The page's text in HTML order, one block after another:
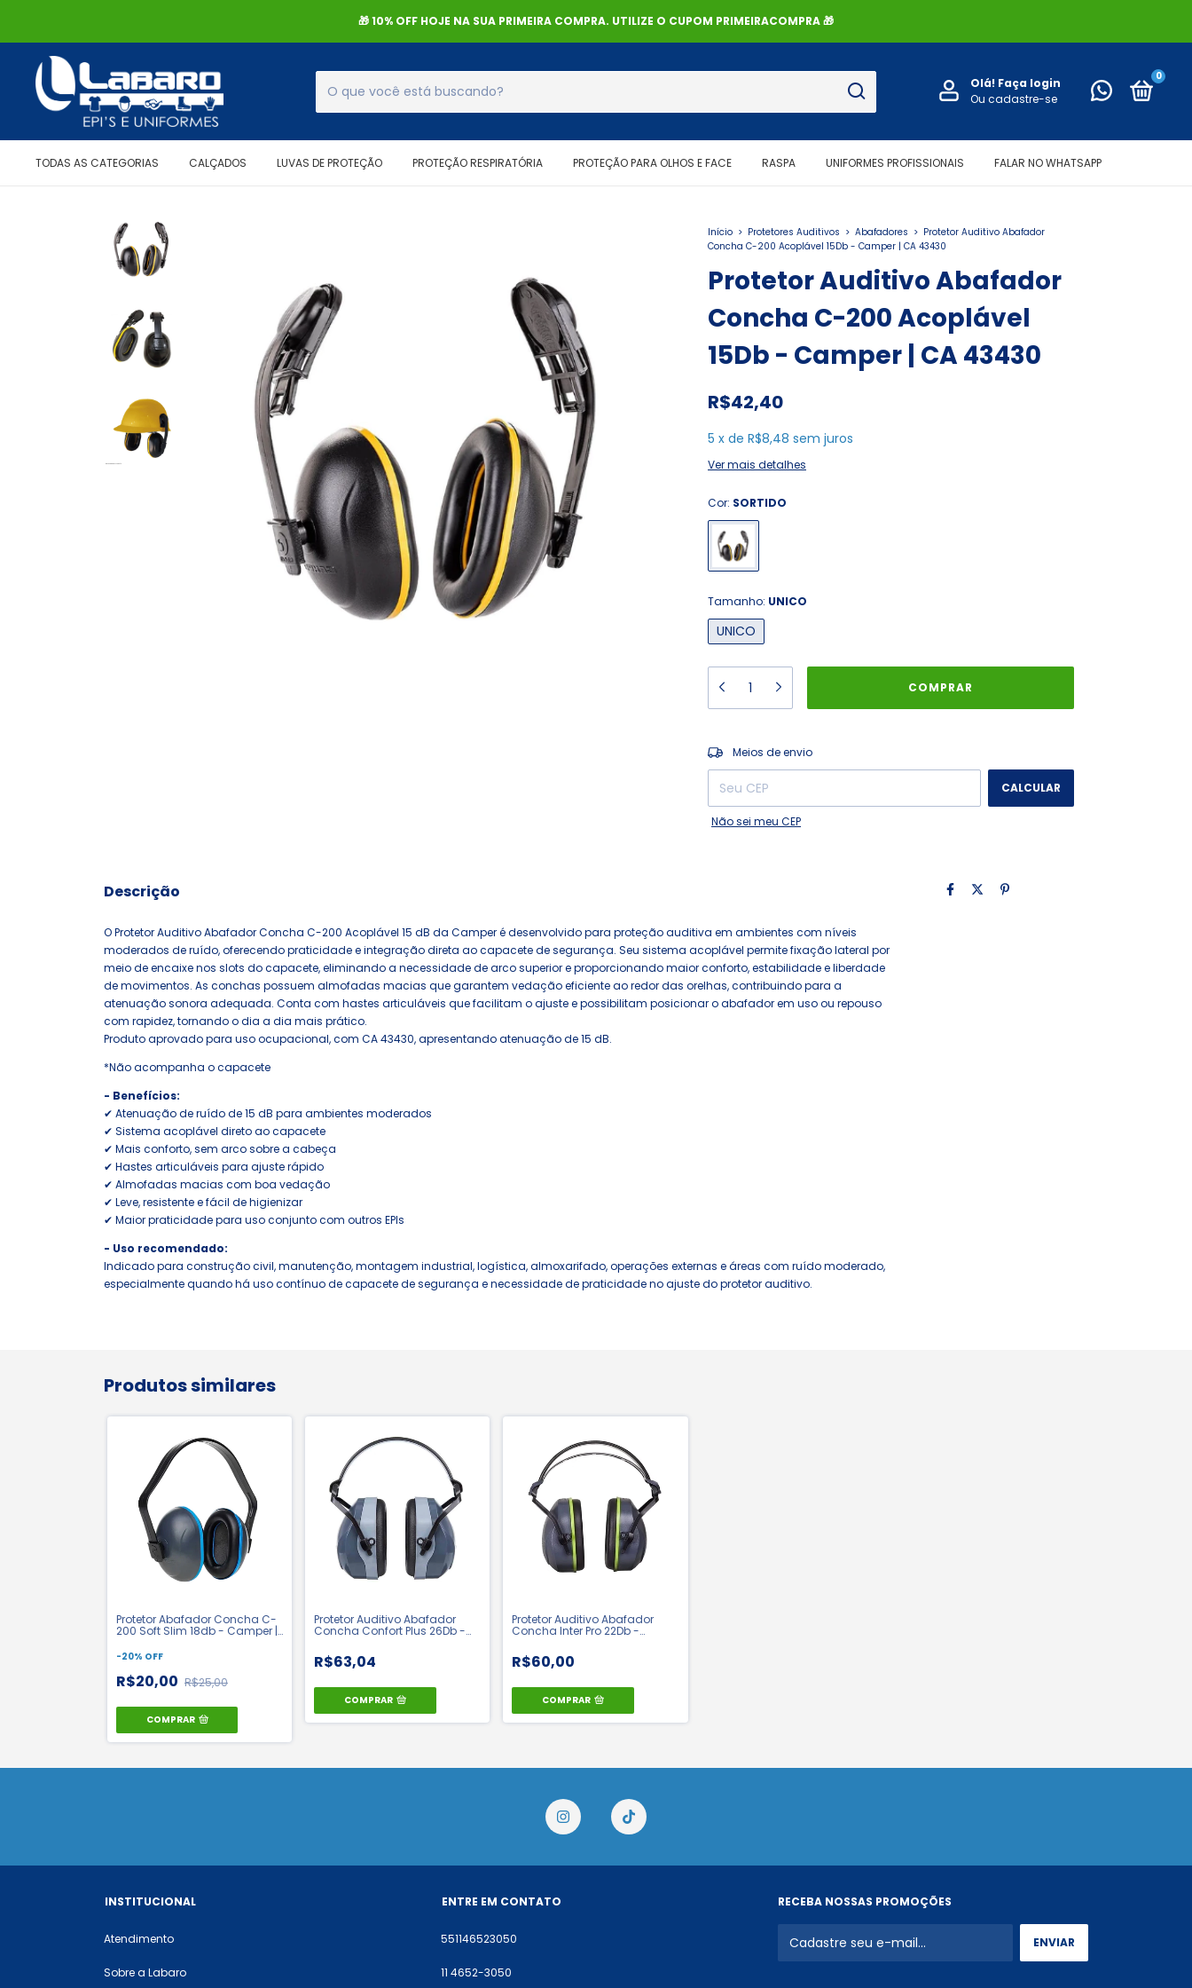
🎁 10% OFF HOJE NA SUA PRIMEIRA COMPRA. UTILIZE O CUPOM PRIMEIRACOMPRA 🎁
Olá! Faça login
Ou cadastre-se
0
TODAS AS CATEGORIAS CALÇADOS LUVAS DE PROTEÇÃO PROTEÇÃO RESPIRATÓRIA PROTEÇÃO PARA OLHOS E FACE RASPA UNIFORMES PROFISSIONAIS FALAR NO WHATSAPP
Início > Protetores Auditivos > Abafadores > Protetor Auditivo Abafador
Concha C-200 Acoplável 15Db - Camper | CA 43430
Protetor Auditivo Abafador
Concha C-200 Acoplável
15Db - Camper | CA 43430
R$42,40
5 x de R$8,48 sem juros
Ver mais detalhes
Cor: SORTIDO
Tamanho: UNICO
UNICO
Entregas para o CEP:
Meios de envio
CALCULAR
Não sei meu CEP
Descrição
O Protetor Auditivo Abafador Concha C-200 Acoplável 15 dB da Camper é desenvolvido para proteção auditiva em ambientes com níveis
moderados de ruído, oferecendo praticidade e integração direta ao capacete de segurança. Seu sistema acoplável permite fixação lateral por
meio de encaixe nos slots do capacete, eliminando a necessidade de arco superior e proporcionando maior conforto, estabilidade e liberdade
de movimentos. As conchas possuem almofadas macias que garantem vedação eficiente ao redor das orelhas, contribuindo para a
atenuação sonora adequada. Conta com hastes articuláveis que facilitam o ajuste e possibilitam posicionar o abafador em uso ou repouso
com rapidez, tornando o dia a dia mais prático.
Produto aprovado para uso ocupacional, com CA 43430, apresentando atenuação de 15 dB.
*Não acompanha o capacete
- Benefícios:
✔ Atenuação de ruído de 15 dB para ambientes moderados
✔ Sistema acoplável direto ao capacete
✔ Mais conforto, sem arco sobre a cabeça
✔ Hastes articuláveis para ajuste rápido
✔ Almofadas macias com boa vedação
✔ Leve, resistente e fácil de higienizar
✔ Maior praticidade para uso conjunto com outros EPIs
- Uso recomendado:
Indicado para construção civil, manutenção, montagem industrial, logística, almoxarifado, operações externas e áreas com ruído moderado,
especialmente quando há uso contínuo de capacete de segurança e necessidade de praticidade no ajuste do protetor auditivo.
Produtos similares
Protetor Abafador Concha C-
200 Soft Slim 18db - Camper |
-20% OFF
R$20,00 R$25,00
COMPRAR
Protetor Auditivo Abafador
Concha Confort Plus 26Db -
R$63,04
COMPRAR
Protetor Auditivo Abafador
Concha Inter Pro 22Db -
R$60,00
COMPRAR
INSTITUCIONAL
Atendimento
Sobre a Labaro
ENTRE EM CONTATO
551146523050
11 4652-3050
RECEBA NOSSAS PROMOÇÕES